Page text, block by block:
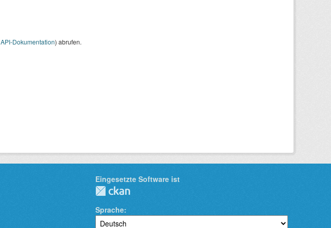
API-Dokumentation) abrufen.
Eingesetzte Software ist
Sprache